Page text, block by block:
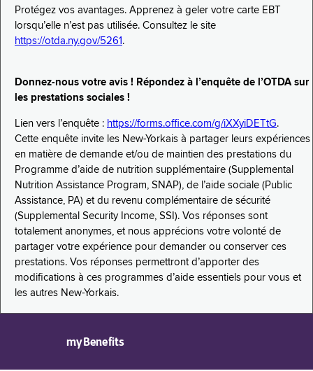
Protégez vos avantages. Apprenez à geler votre carte EBT
lorsqu’elle n’est pas utilisée. Consultez le site
https://otda.ny.gov/5261 .
Donnez-nous votre avis ! Répondez à l’enquête de l’OTDA sur
les prestations sociales !
Lien vers l’enquête : https://forms.office.com/g/iXXyiDETtG.
Cette enquête invite les New-Yorkais à partager leurs expériences
en matière de demande et/ou de maintien des prestations du
Programme d’aide de nutrition supplémentaire (Supplemental
Nutrition Assistance Program, SNAP), de l’aide sociale (Public
Assistance, PA) et du revenu complémentaire de sécurité
(Supplemental Security Income, SSI). Vos réponses sont
totalement anonymes, et nous apprécions votre volonté de
partager votre expérience pour demander ou conserver ces
prestations. Vos réponses permettront d’apporter des
modifications à ces programmes d’aide essentiels pour vous et
les autres New-Yorkais.
myBenefits